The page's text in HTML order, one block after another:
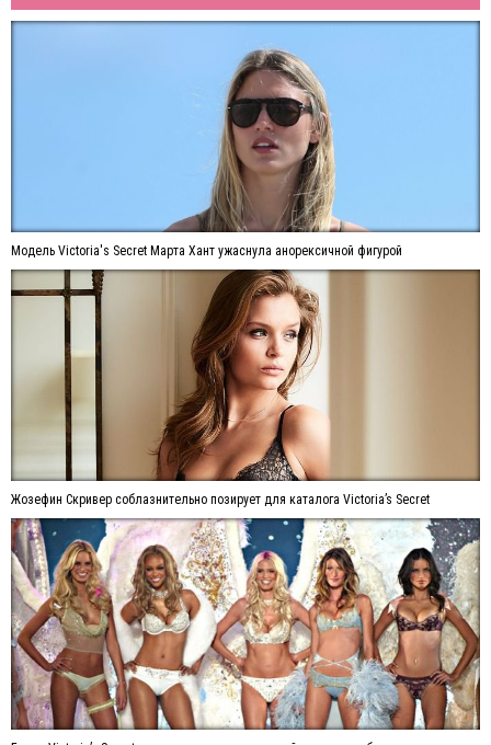
Модель Victoria's Secret Марта Хант ужаснула анорексичной фигурой
Жозефин Скривер соблазнительно позирует для каталога Victoria’s Secret